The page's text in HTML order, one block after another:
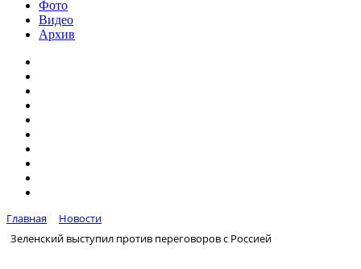
Фото
Видео
Архив
Главная
Новости
Зеленский выступил против переговоров с Россией